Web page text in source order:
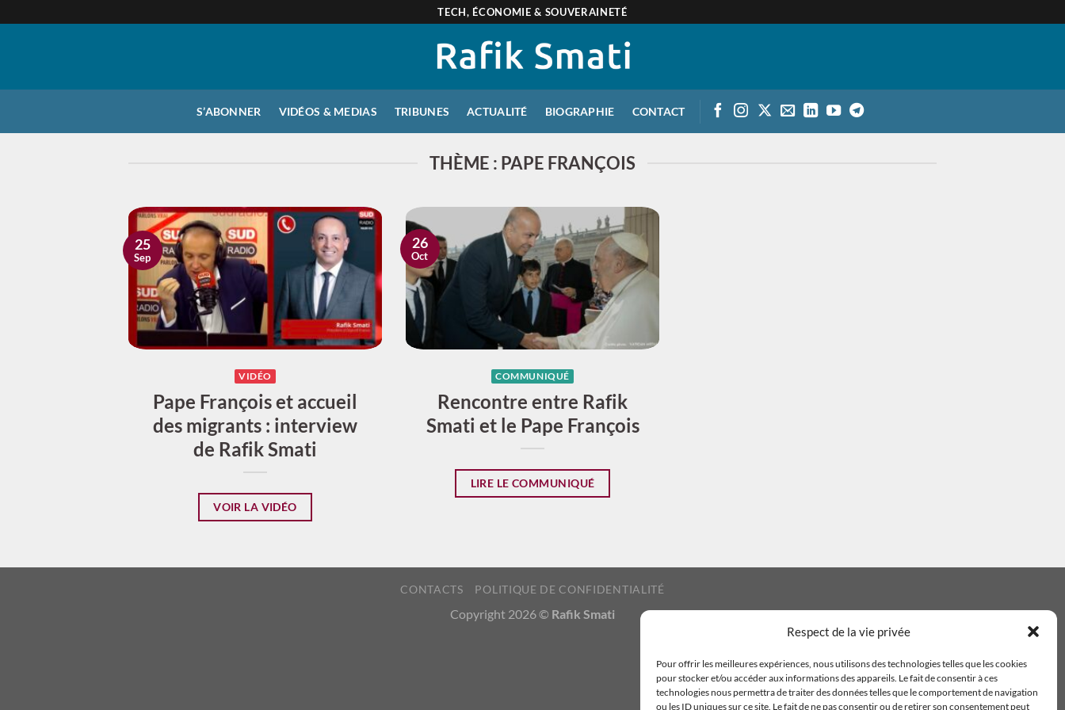
Respect de la vie privée
Pour offrir les meilleures expériences, nous utilisons des technologies telles que les cookies
pour stocker et/ou accéder aux informations des appareils. Le fait de consentir à ces
technologies nous permettra de traiter des données telles que le comportement de navigation
ou les ID uniques sur ce site. Le fait de ne pas consentir ou de retirer son consentement peut
TECH, ÉCONOMIE & SOUVERAINETÉ
S’ABONNER VIDÉOS & MEDIAS TRIBUNES ACTUALITÉ BIOGRAPHIE CONTACT
THÈME : PAPE FRANÇOIS
VIDÉO
Pape François et accueil
des migrants : interview
de Rafik Smati
VOIR LA VIDÉO
25
Sep
COMMUNIQUÉ
Rencontre entre Rafik
Smati et le Pape François
LIRE LE COMMUNIQUÉ
26
Oct
CONTACTS POLITIQUE DE CONFIDENTIALITÉ
Copyright 2026 © Rafik Smati